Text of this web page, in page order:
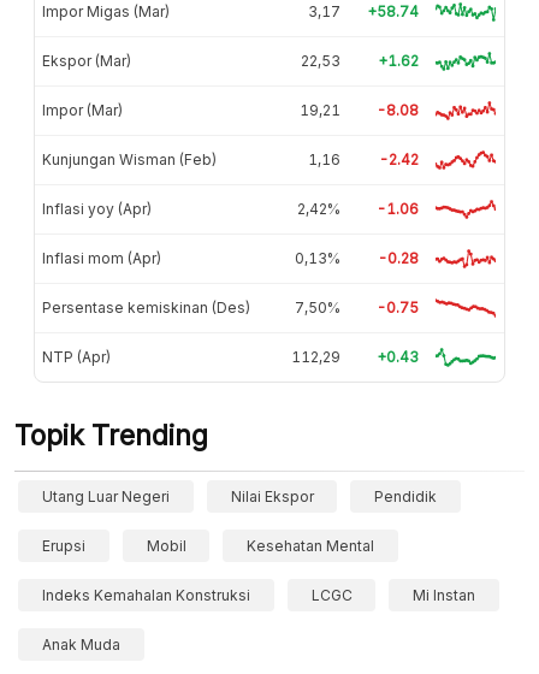
Impor Migas (Mar) 3,17 +58.74
Ekspor (Mar) 22,53 +1.62
Impor (Mar) 19,21 -8.08
Kunjungan Wisman (Feb) 1,16 -2.42
Inflasi yoy (Apr) 2,42% -1.06
Inflasi mom (Apr) 0,13% -0.28
Persentase kemiskinan (Des) 7,50% -0.75
NTP (Apr) 112,29 +0.43
Topik Trending
Utang Luar Negeri Nilai Ekspor Pendidik
Erupsi Mobil Kesehatan Mental
Indeks Kemahalan Konstruksi LCGC Mi Instan
Anak Muda